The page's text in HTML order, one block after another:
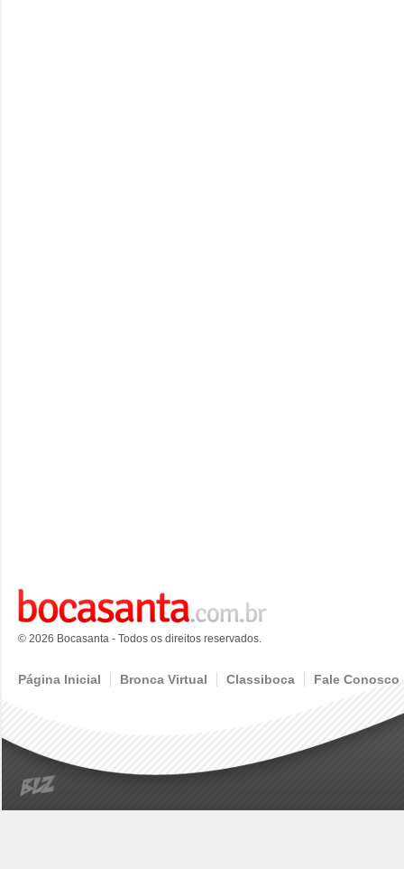
© 2026 Bocasanta - Todos os direitos reservados.
Página Inicial Bronca Virtual Classiboca Fale Conosco